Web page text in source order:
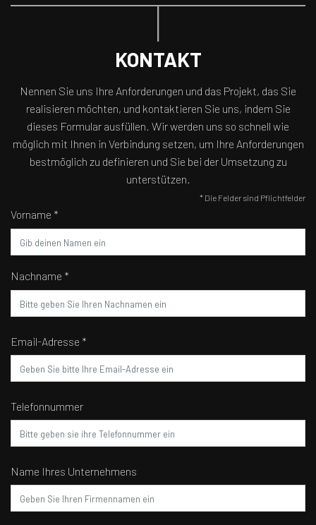
KONTAKT
Nennen Sie uns Ihre Anforderungen und das Projekt, das Sie
realisieren möchten, und kontaktieren Sie uns, indem Sie
dieses Formular ausfüllen. Wir werden uns so schnell wie
möglich mit Ihnen in Verbindung setzen, um Ihre Anforderungen
bestmöglich zu definieren und Sie bei der Umsetzung zu
unterstützen.
* Die Felder sind Pflichtfelder
Vorname *
Nachname *
Email-Adresse *
Telefonnummer
Name Ihres Unternehmens